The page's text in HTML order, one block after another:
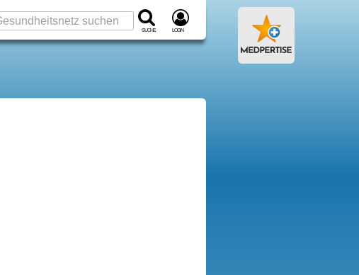
Suche Login